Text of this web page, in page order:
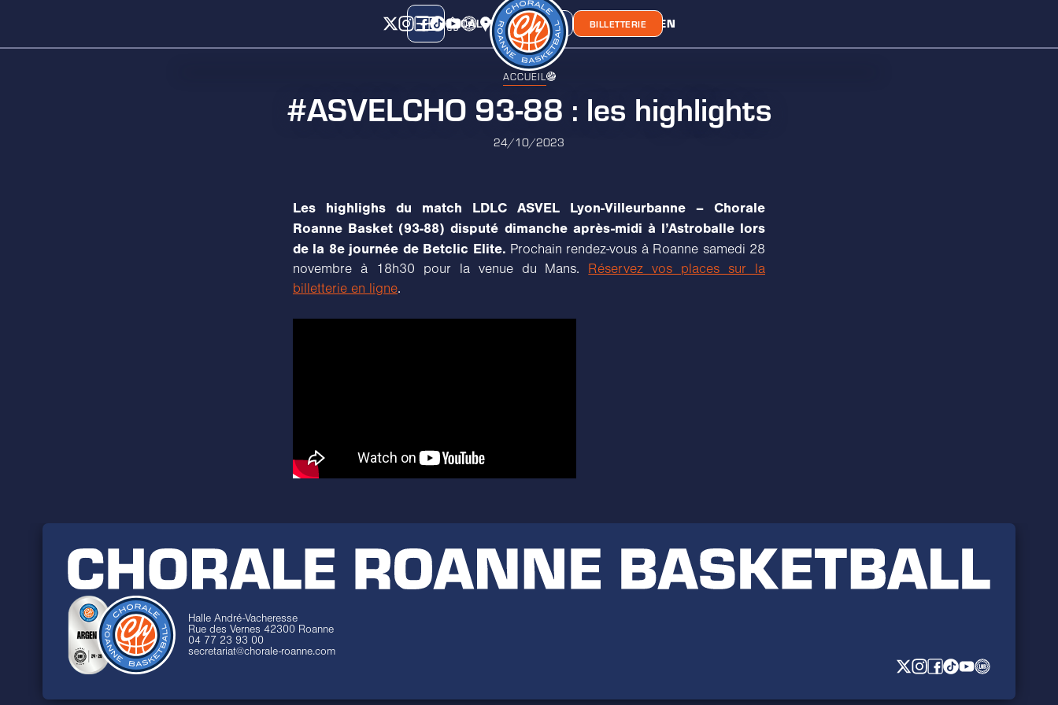
CALENDRIERCLASSEMENTCHORA' LIEN
BOUTIQUE BILLETTERIE
ACCUEIL
#ASVELCHO 93-88 : les highlights
24/10/2023
Les highlighs du match LDLC ASVEL Lyon-Villeurbanne – Chorale
Roanne Basket (93-88) disputé dimanche après-midi à l’Astroballe lors
de la 8e journée de Betclic Elite. Prochain rendez-vous à Roanne samedi 28
novembre à 18h30 pour la venue du Mans. Réservez vos places sur la
billetterie en ligne.
Halle André-Vacheresse
Rue des Vernes 42300 Roanne
04 77 23 93 00
secretariat@chorale-roanne.com